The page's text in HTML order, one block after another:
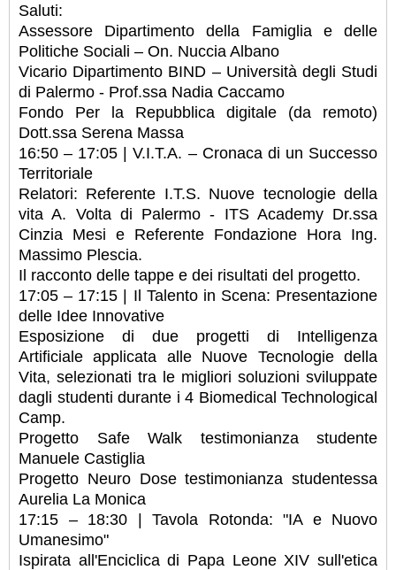
Saluti:
Assessore Dipartimento della Famiglia e delle
Politiche Sociali – On. Nuccia Albano
Vicario Dipartimento BIND – Università degli Studi
di Palermo - Prof.ssa Nadia Caccamo
Fondo Per la Repubblica digitale (da remoto)
Dott.ssa Serena Massa
16:50 – 17:05 | V.I.T.A. – Cronaca di un Successo
Territoriale
Relatori: Referente I.T.S. Nuove tecnologie della
vita A. Volta di Palermo - ITS Academy Dr.ssa
Cinzia Mesi e Referente Fondazione Hora Ing.
Massimo Plescia.
Il racconto delle tappe e dei risultati del progetto.
17:05 – 17:15 | Il Talento in Scena: Presentazione
delle Idee Innovative
Esposizione di due progetti di Intelligenza
Artificiale applicata alle Nuove Tecnologie della
Vita, selezionati tra le migliori soluzioni sviluppate
dagli studenti durante i 4 Biomedical Technological
Camp.
Progetto Safe Walk testimonianza studente
Manuele Castiglia
Progetto Neuro Dose testimonianza studentessa
Aurelia La Monica
17:15 – 18:30 | Tavola Rotonda: "IA e Nuovo
Umanesimo"
Ispirata all'Enciclica di Papa Leone XIV sull'etica